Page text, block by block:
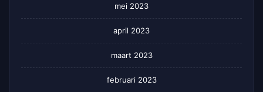
mei 2023
april 2023
maart 2023
februari 2023